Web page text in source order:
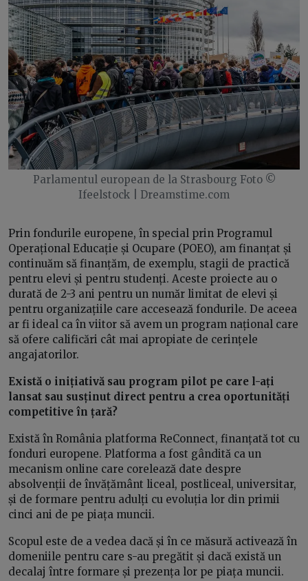
Parlamentul european de la Strasbourg Foto ©
Ifeelstock | Dreamstime.com
Prin fondurile europene, în special prin Programul
Operațional Educație și Ocupare (POEO), am finanțat și
continuăm să finanțăm, de exemplu, stagii de practică
pentru elevi și pentru studenți. Aceste proiecte au o
durată de 2-3 ani pentru un număr limitat de elevi și
pentru organizațiile care accesează fondurile. De aceea
ar fi ideal ca în viitor să avem un program național care
să ofere calificări cât mai apropiate de cerințele
angajatorilor.
Există o inițiativă sau program pilot pe care l-ați
lansat sau susținut direct pentru a crea oportunități
competitive în țară?
Există în România platforma ReConnect, finanțată tot cu
fonduri europene. Platforma a fost gândită ca un
mecanism online care corelează date despre
absolvenții de învățământ liceal, postliceal, universitar,
și de formare pentru adulți cu evoluția lor din primii
cinci ani de pe piața muncii.
Scopul este de a vedea dacă și în ce măsură activează în
domeniile pentru care s-au pregătit și dacă există un
decalaj între formare și prezența lor pe piața muncii.